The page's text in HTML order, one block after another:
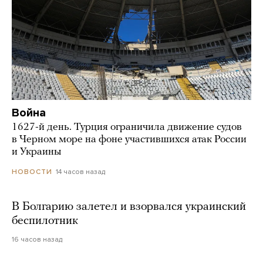
Война
1627-й день. Турция ограничила движение судов
в Черном море на фоне участившихся атак России
и Украины
НОВОСТИ 14 часов назад
В Болгарию залетел и взорвался украинский
беспилотник
16 часов назад